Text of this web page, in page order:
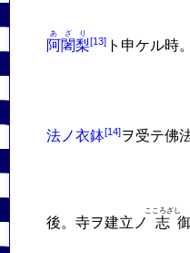
阿闍梨
あざり
ト申ケル時
法ノ衣鉢 ヲ受テ佛
後。寺ヲ建立ノ 志
こころざし